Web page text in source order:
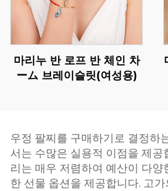
마리누 반 로프 반 체인 차
ーム 브레이슬릿(여성용)
우정 팔찌를 구매하기로 결정하
서는 수많은 실용적 이점을 제공
리는 매우 저렴하여 예산이 다
한 선물 옵션을 제공합니다. 고